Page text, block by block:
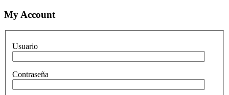
My Account
Usuario
Contraseña